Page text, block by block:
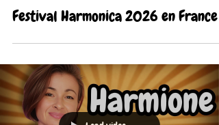
Festival Harmonica 2026 en France